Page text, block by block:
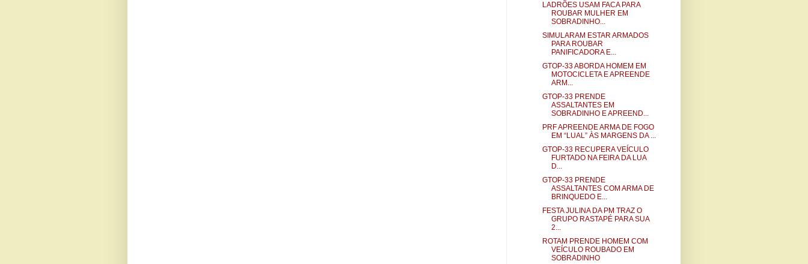
LADRÕES USAM FACA PARA
ROUBAR MULHER EM
SOBRADINHO...
SIMULARAM ESTAR ARMADOS
PARA ROUBAR
PANIFICADORA E...
GTOP-33 ABORDA HOMEM EM
MOTOCICLETA E APREENDE
ARM...
GTOP-33 PRENDE
ASSALTANTES EM
SOBRADINHO E APREEND...
PRF APREENDE ARMA DE FOGO
EM “LUAL” ÀS MARGENS DA ...
GTOP-33 RECUPERA VEÍCULO
FURTADO NA FEIRA DA LUA
D...
GTOP-33 PRENDE
ASSALTANTES COM ARMA DE
BRINQUEDO E...
FESTA JULINA DA PM TRAZ O
GRUPO RASTAPÉ PARA SUA
2...
ROTAM PRENDE HOMEM COM
VEÍCULO ROUBADO EM
SOBRADINHO